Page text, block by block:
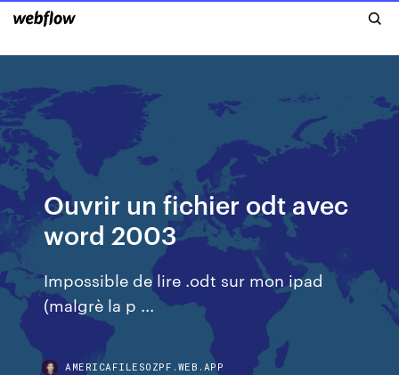
Ouvrir un fichier odt avec
word 2003
Impossible de lire .odt sur mon ipad
(malgrè la p ...
AMERICAFILESOZPF.WEB.APP